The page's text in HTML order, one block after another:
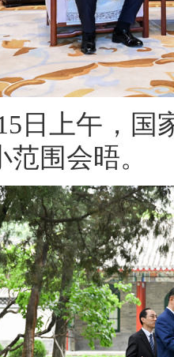
日上午，
围会晤。